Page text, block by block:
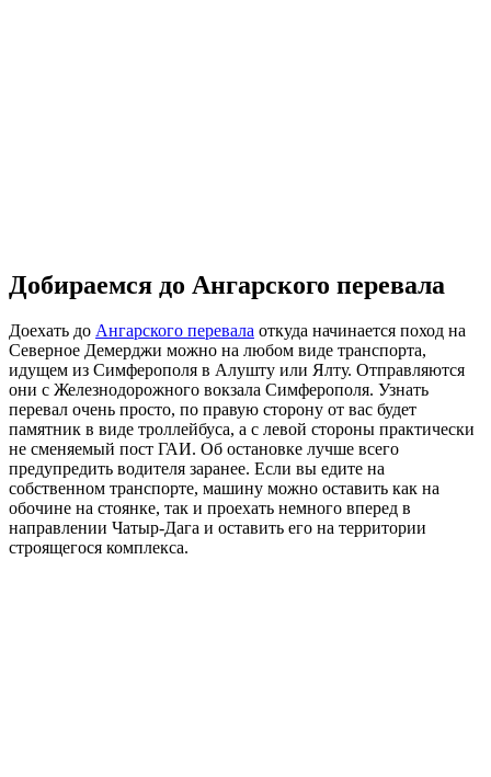
Добираемся до Ангарского перевала
Доехать до Ангарского перевала откуда начинается поход на
Северное Демерджи можно на любом виде транспорта,
идущем из Симферополя в Алушту или Ялту. Отправляются
они с Железнодорожного вокзала Симферополя. Узнать
перевал очень просто, по правую сторону от вас будет
памятник в виде троллейбуса, а с левой стороны практически
не сменяемый пост ГАИ. Об остановке лучше всего
предупредить водителя заранее. Если вы едите на
собственном транспорте, машину можно оставить как на
обочине на стоянке, так и проехать немного вперед в
направлении Чатыр-Дага и оставить его на территории
строящегося комплекса.